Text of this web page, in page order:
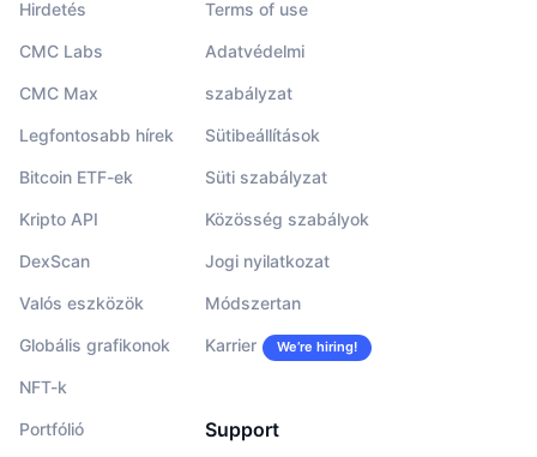
Hirdetés
CMC Labs
CMC Max
Legfontosabb hírek
Bitcoin ETF-ek
Kripto API
DexScan
Valós eszközök
Globális grafikonok
NFT-k
Portfólió
Terms of use
Adatvédelmi
szabályzat
Sütibeállítások
Süti szabályzat
Közösség szabályok
Jogi nyilatkozat
Módszertan
Karrier We’re hiring!
Support